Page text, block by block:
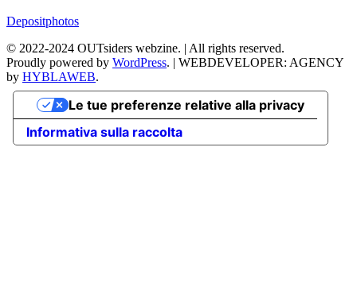
Depositphotos
© 2022-2024 OUTsiders webzine. | All rights reserved.
Proudly powered by WordPress. | WEBDEVELOPER: AGENCY
by HYBLAWEB.
Informativa sulla raccolta
Le tue preferenze relative alla privacy